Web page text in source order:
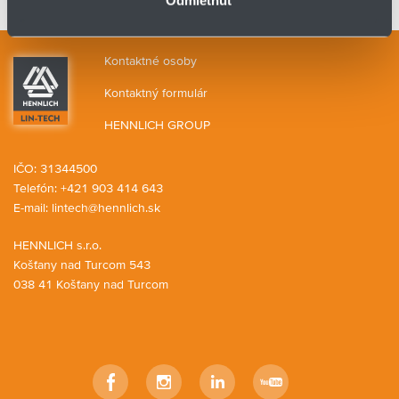
Kontaktné osoby
Kontaktný formulár
HENNLICH GROUP
HENNLICH s.r.o.
Košťany nad Turcom 543
038 41 Košťany nad Turcom
IČO: 31344500
Telefón: +421 903 414 643
E-mail: lintech@hennlich.sk
FacebookInstagramLinkedIn YouTube